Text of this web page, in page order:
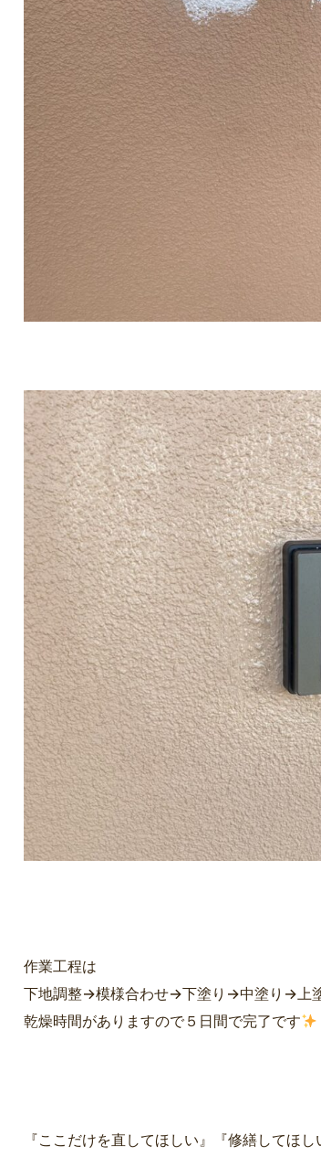
作業工程は
下地調整→模様合わせ→下塗り→中塗り→上
乾燥時間がありますので５日間で完了です
『ここだけを直してほしい』『修繕してほ